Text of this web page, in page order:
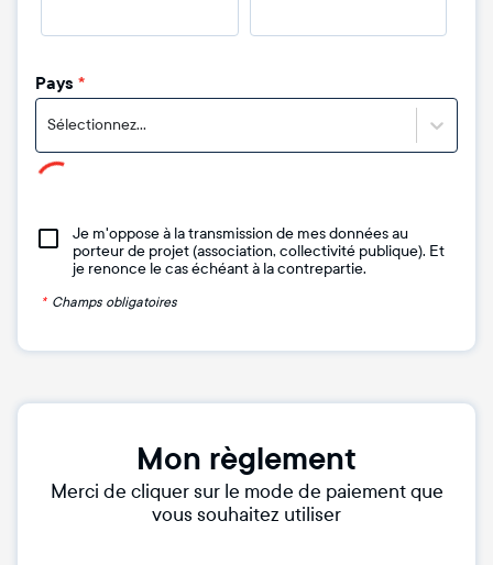
Pays *
Sélectionnez...
Je m'oppose à la transmission de mes données au
porteur de projet (association, collectivité publique). Et
je renonce le cas échéant à la contrepartie.
* Champs obligatoires
Mon règlement
Merci de cliquer sur le mode de paiement que
vous souhaitez utiliser